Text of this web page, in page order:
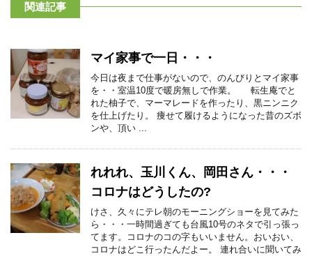
関連記事
マイ家事で一日・・・
今日は夜まで仕事がないので、のんびりとマイ家事
を・・室温10度で暖房無しで作業。 転生庵でと
れた柚子で、マーマレードを作ったり、黒ニンニク
を仕上げたり。 痩せて履けるようになった昔のズボ
ンや、頂い ...
れれれ、玉川くん、岡田さん・・・
コロナはどうしたの?
けさ、久々にテレ朝のモーニングショーを見てみた
ら・・・一時間過ぎても台風10号のネタで引っ張っ
てます。コロナのコの字もいいません。おいおい、
コロナはどこ行ったんだよー。 連れ合いに聞いてみ